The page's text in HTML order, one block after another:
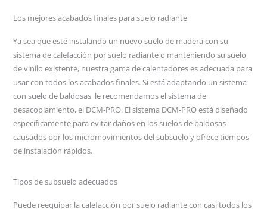
Los mejores acabados finales para suelo radiante
Ya sea que esté instalando un nuevo suelo de madera con su
sistema de calefacción por suelo radiante o manteniendo su suelo
de vinilo existente, nuestra gama de calentadores es adecuada para
usar con todos los acabados finales. Si está adaptando un sistema
con suelo de baldosas, le recomendamos el sistema de
desacoplamiento, el DCM-PRO. El sistema DCM-PRO está diseñado
específicamente para evitar daños en los suelos de baldosas
causados ​​por los micromovimientos del subsuelo y ofrece tiempos
de instalación rápidos.
Tipos de subsuelo adecuados
Puede reequipar la calefacción por suelo radiante con casi todos los